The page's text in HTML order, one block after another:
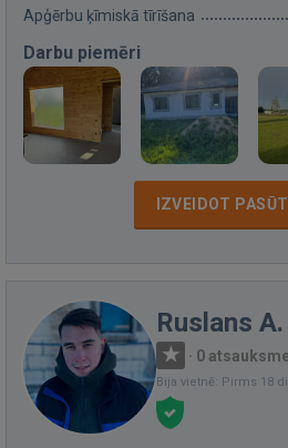
Apģērbu ķīmiskā tīrīšana
Darbu piemēri
IZVEIDOT
Ruslans A.
· 0
Bija vietnē: Pirms 18